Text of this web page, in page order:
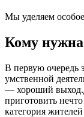
Мы уделяем
Кому нужна
В первую очередь
умственной
― хороший
приготовить
категория